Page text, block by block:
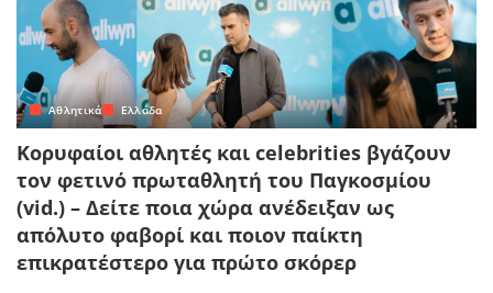
Αθλητικά Ελλάδα
Κορυφαίοι αθλητές και celebrities βγάζουν
τον φετινό πρωταθλητή του Παγκοσμίου
(vid.) – Δείτε ποια χώρα ανέδειξαν ως
απόλυτο φαβορί και ποιον παίκτη
επικρατέστερο για πρώτο σκόρερ